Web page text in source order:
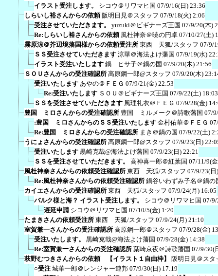
イラスト受注します。
シコウ＠リワマヒ国 07/9/16(日) 23:36
しらいし裕さんからの依頼 阪明日見＠スタッフ 07/9/18(火) 2:06
受注させていただきます。
yuzuki＠ビギナーズ王国 07/9/20(木)
Re:しらいし裕さんからの依頼 風杜神奈＠暁の円卓 07/10/27(土)
霧原涼＠芥辺境藩国様からの依頼受注所 東西 天狐/スタッフ 07/9/
ＳＳ受注させていただきます 涼華＠海法よけ藩国 07/9/19(水)
イラスト受注いたします 鍋 ヒサ子＠鍋の国 07/9/20(木) 21:56
ＳＯＵさんからの受注確認所 高原鋼一郎@スタッフ 07/9/20(木)
受注いたします あやの＠ＦＥＧ 07/9/21(金) 22:53
Re:受注いたします ＳＯＵ＠ビギナーズ王国 07/9/22(土) 18:03
ＳＳを受注させていただきます 風理礼衣＠ＦＥＧ 07/9/28(金)
豊国 ミロさんからの受注確認所 豊国 ミルメーク＠詩歌藩国 07/
:豊国 ミロさんからのＳＳ受注いたします 金村佑華＠ＦＥＧ
Re:豊国 ミロさんからの受注確認所 まき＠鍋の国 07/9/22(土)
うにょさんからの受注確認所 高原鋼一郎@スタッフ 07/9/23(日)
受注いたします 黒崎克哉@海法よけ藩国 07/9/23(日) 22:21
ＳＳを受注させていただきます。
高神喜一郎＠紅葉国 07/11/9(
風杜神奈さんからの依頼受注確認所 東西 天狐/スタッフ 07/9/23(日
Re:風杜神奈さんからの依頼受注確認所 鍋谷いわずみ子名＠鍋の
カイエさんからの受注確認所 東西 天狐/スタッフ 07/9/24(月) 16:05
バルク様と海？ イラスト受注します。
シコウ＠リワマヒ国 07/
遅延申請 シコウ＠リワマヒ国 07/10/5(金) 1:20
たまきさんの依頼受注所 東西 天狐/スタッフ 07/9/24(月) 21:10
室賀兼一さんからの受注確認所 高原鋼一郎＠スタッフ 07/9/28(金)
受注いたします。
黒崎克哉@海法よけ藩国 07/9/28(金) 14:38
Re:室賀兼一さんからの受注確認所 葉崎京夜＠詩歌藩国 07/9/30(
萩野むつきさんからの依頼 【イラスト１自由枠】
阪明日見＠スタ
○受注 城華一郎＠レンジャー連邦 07/9/30(日) 17:19